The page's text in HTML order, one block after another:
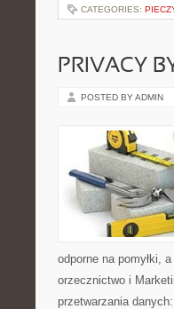
CATEGORIES:
PRIVACY
POSTED BY ADMIN
odporne na pomyłki,
orzecznictwo i
przetwarzania